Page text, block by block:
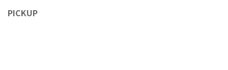
PICKUP